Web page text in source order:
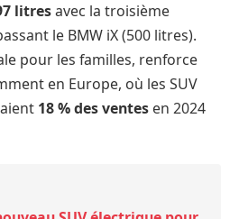
litresavec la troisième
le BMW iX (500 litres).
pour les familles, renforce
en Europe, où les SUV
18 % des ventes en 2024